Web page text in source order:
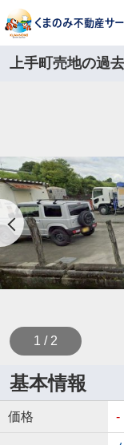
上手町売地の過
1 / 2
基本情報
価格 -